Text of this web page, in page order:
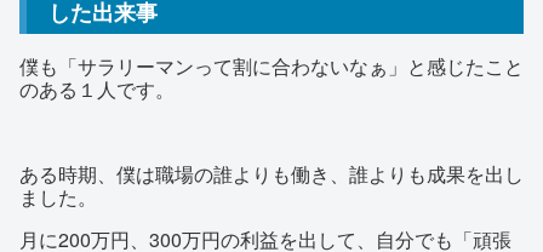
した出来事
僕も「サラリーマンって割に合わないなぁ」と感じたこと
のある１人です。
ある時期、僕は職場の誰よりも働き、誰よりも成果を出し
ました。
月に200万円、300万円の利益を出して、自分でも「頑張